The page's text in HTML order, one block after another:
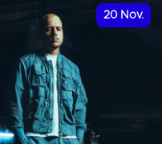
20 Nov.